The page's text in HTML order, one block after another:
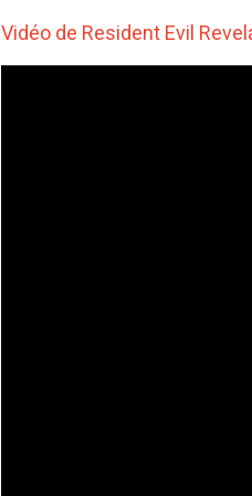
Vidéo de Resident Evil